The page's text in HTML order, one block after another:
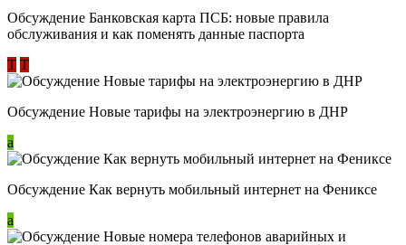
Обсуждение ​Банковская карта ПСБ: новые правила
обслуживания и как поменять данные паспорта
Т Т
Обсуждение Новые тарифы на электроэнергию в ДНР
a
Обсуждение Как вернуть мобильный интернет на Фениксе
a